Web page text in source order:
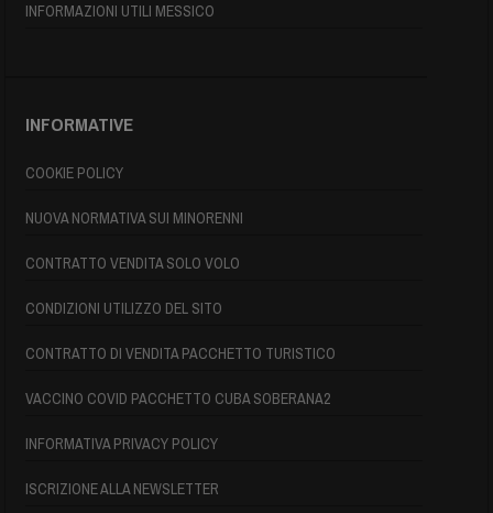
INFORMAZIONI UTILI MESSICO
INFORMATIVE
COOKIE POLICY
NUOVA NORMATIVA SUI MINORENNI
CONTRATTO VENDITA SOLO VOLO
CONDIZIONI UTILIZZO DEL SITO
CONTRATTO DI VENDITA PACCHETTO TURISTICO
VACCINO COVID PACCHETTO CUBA SOBERANA2
INFORMATIVA PRIVACY POLICY
ISCRIZIONE ALLA NEWSLETTER